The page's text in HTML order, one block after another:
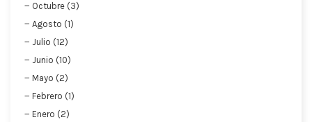
Octubre (3)
Agosto (1)
Julio (12)
Junio (10)
Mayo (2)
Febrero (1)
Enero (2)